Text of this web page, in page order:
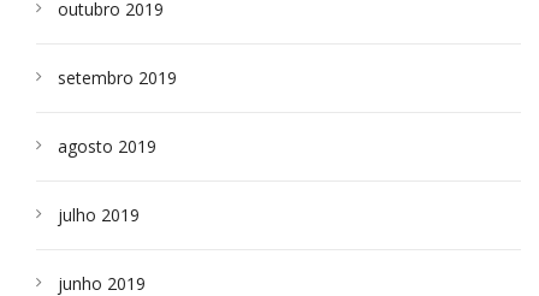
outubro 2019
setembro 2019
agosto 2019
julho 2019
junho 2019